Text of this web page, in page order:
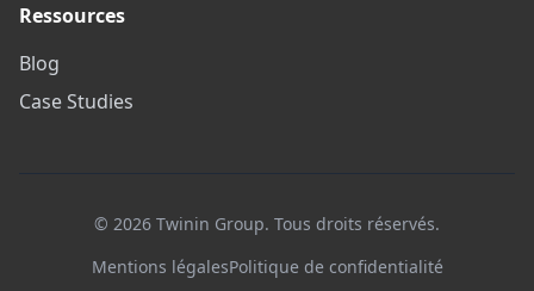
Ressources
Blog
Case Studies
© 2026 Twinin Group. Tous droits réservés.
Mentions légalesPolitique de confidentialité